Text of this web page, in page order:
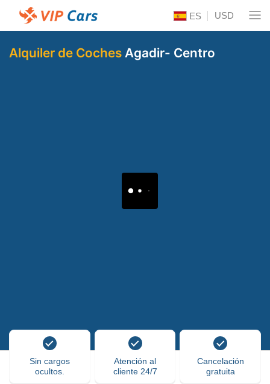
ES USD
Alquiler de Coches Agadir- Centro
Sin cargos
ocultos.
Atención al
cliente 24/7
Cancelación
gratuita